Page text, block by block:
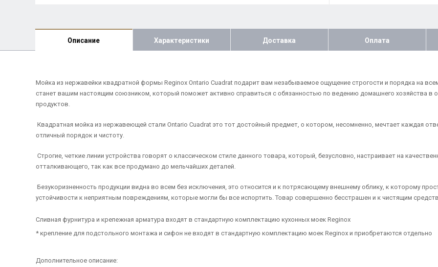
Описание Характеристики Доставка Оплата
Мойка из нержавейки квадратной формы Reginox Ontario Cuadrat подарит вам незабываемое ощущение строгости и порядка на
станет вашим настоящим союзником, который поможет активно справиться с обязанностью по ведению домашнего хозяйства в
продуктов.
Квадратная мойка из нержавеющей стали Ontario Cuadrat это тот достойный предмет, о котором, несомненно, мечтает каждая
отличный порядок и чистоту.
Строгие, четкие линии устройства говорят о классическом стиле данного товара, который, безусловно, настраивает на
отталкивающего, так как все продумано до мельчайших деталей.
Безукоризненность продукции видна во всем без исключения, это относится и к потрясающему внешнему облику, к которому
устойчивости к неприятным повреждениям, которые могли бы все испортить. Товар совершенно бесстрашен и к чистящим
Сливная фурнитура и крепежная арматура входят в стандартную комплектацию кухонных моек Reginox
* крепление для подстольного монтажа и сифон не входят в стандартную комплектацию моек Reginox и приобретаются отдельно
Дополнительное описание: